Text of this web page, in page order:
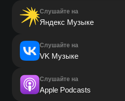
Слушайте на
Яндекс Музыке
Слушайте на
VK Музыке
Слушайте на
Apple Podcasts